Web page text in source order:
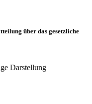
über das gesetzliche